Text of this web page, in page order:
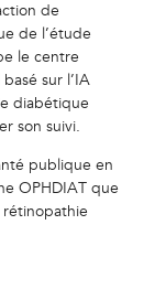
de
de l’étude
le centre
sur l’IA
diabétique
son suivi.
publique en
OPHDIAT que
rétinopathie